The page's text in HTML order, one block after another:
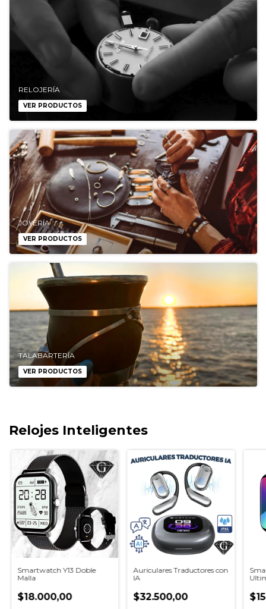
RELOJERÍA
VER PRODUCTOS
JOYERÍA
VER PRODUCTOS
TALABARTERÍA
VER PRODUCTOS
Relojes Inteligentes
Smartwatch Y13 Doble
Malla
$18.000,00
Auriculares Traductores con
IA
$32.500,00